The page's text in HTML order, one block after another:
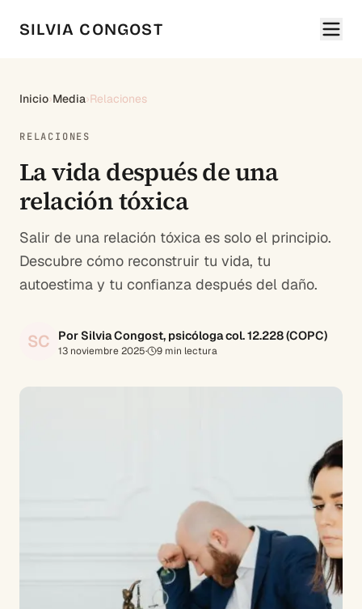
SILVIA CONGOST
Inicio›Media›Relaciones
RELACIONES
La vida después de una
relación tóxica
Salir de una relación tóxica es solo el principio.
Descubre cómo reconstruir tu vida, tu
autoestima y tu confianza después del daño.
SC Por Silvia Congost, psicóloga col. 12.228 (COPC)
13 noviembre 2025· 9 min lectura